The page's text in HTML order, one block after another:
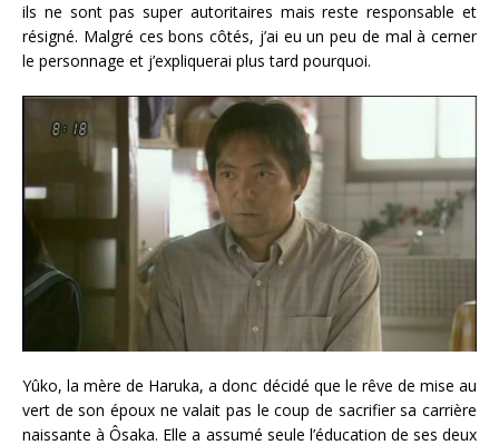
ils ne sont pas super autoritaires mais reste responsable et
résigné. Malgré ces bons côtés, j’ai eu un peu de mal à cerner
le personnage et j’expliquerai plus tard pourquoi.
Yûko, la mère de Haruka, a donc décidé que le rêve de mise au
vert de son époux ne valait pas le coup de sacrifier sa carrière
naissante à Ôsaka. Elle a assumé seule l’éducation de ses deux